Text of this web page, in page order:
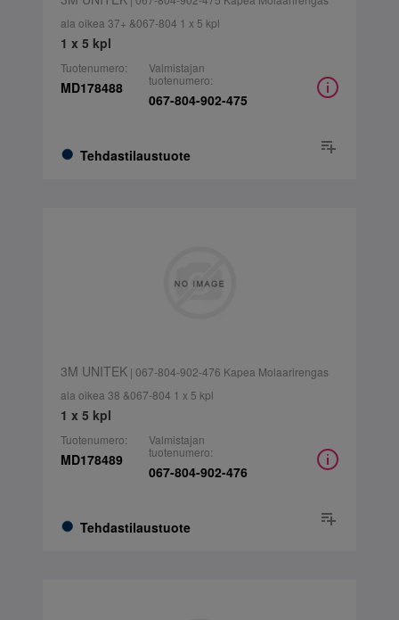
ala oikea 37+ &067-804 1 x 5 kpl
1 x 5 kpl
Tuotenumero:
MD178488
Tehdastilaustuote
Valmistajan
tuotenumero:
067-804-902-475
3M UNITEK| 067-804-902-476 Kapea Molaarirengas
ala oikea 38 &067-804 1 x 5 kpl
1 x 5 kpl
Tuotenumero:
MD178489
Tehdastilaustuote
Valmistajan
tuotenumero:
067-804-902-476